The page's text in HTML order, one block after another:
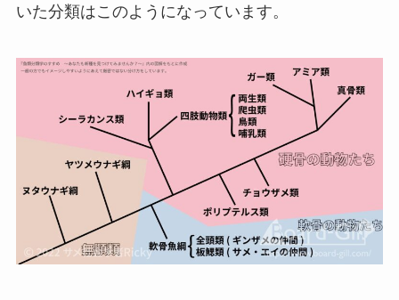
いた分類はこのようになっています。